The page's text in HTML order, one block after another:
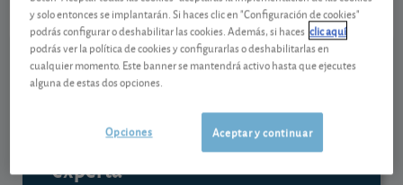
Ver detalladamente
Contenido reservado a SOCIOS
Gestiona tu dinero con visión
experta
y solo entonces se implantarán. Si haces clic en "Configuración de cookies"
podrás configurar o deshabilitar las cookies. Además, si haces clic aquí
podrás ver la política de cookies y configurarlas o deshabilitarlas en
cualquier momento. Este banner se mantendrá activo hasta que ejecutes
alguna de estas dos opciones.
Aceptar y continuar
Opciones